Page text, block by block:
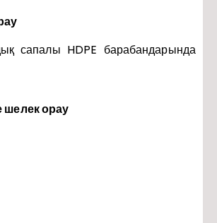
сапалы HDPE барабандарында
орау